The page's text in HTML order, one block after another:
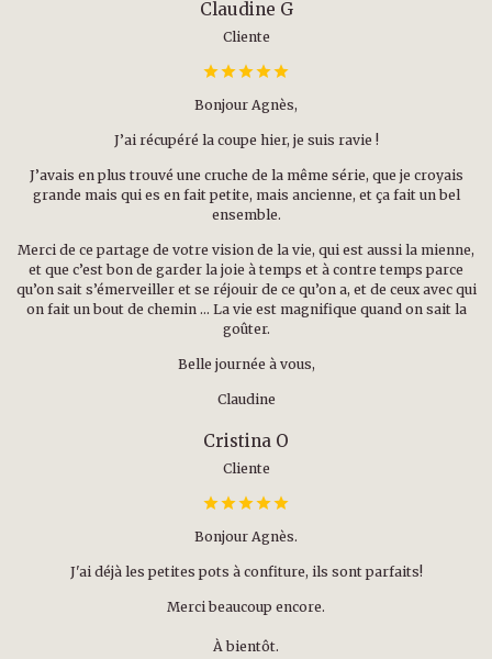
Claudine G
Cliente
Bonjour Agnès,
J’ai récupéré la coupe hier, je suis ravie !
J’avais en plus trouvé une cruche de la même série, que je croyais
grande mais qui es en fait petite, mais ancienne, et ça fait un bel
ensemble.
Merci de ce partage de votre vision de la vie, qui est aussi la mienne,
et que c’est bon de garder la joie à temps et à contre temps parce
qu’on sait s’émerveiller et se réjouir de ce qu’on a, et de ceux avec qui
on fait un bout de chemin … La vie est magnifique quand on sait la
goûter.
Belle journée à vous,
Claudine
Cristina O
Cliente
Bonjour Agnès.
J'ai déjà les petites pots à confiture, ils sont parfaits!
Merci beaucoup encore.
À bientôt.